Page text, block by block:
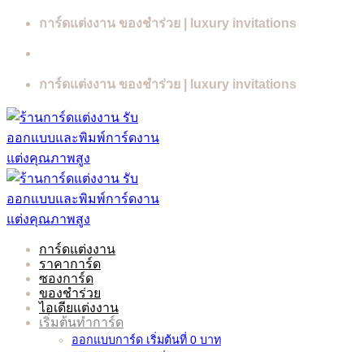
Skip
การ์ดแต่งงาน ของชำร่วย | luxury invitations
การ์ดแต่งงาน ของชำร่วย | luxury invitations
การ์ดแต่งงาน
ราคาการ์ด
ซองการ์ด
ของชำร่วย
ไอเดียแต่งงาน
เริ่มต้นทำการ์ด
ออกแบบการ์ด เริ่มต้นที่ 0 บาท